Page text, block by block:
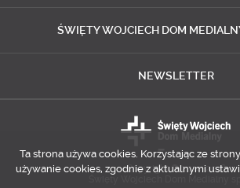
ŚWIĘTY WOJCIECH DOM
NEWSLETTER
Copyright © 2014-2018
Ta strona używa cookies. Korzystając ze
używanie cookies, zgodnie z aktualnymi